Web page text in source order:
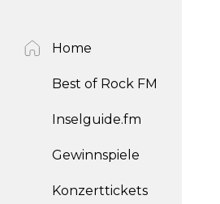
Home
Best of Rock FM
Inselguide.fm
Gewinnspiele
Konzerttickets